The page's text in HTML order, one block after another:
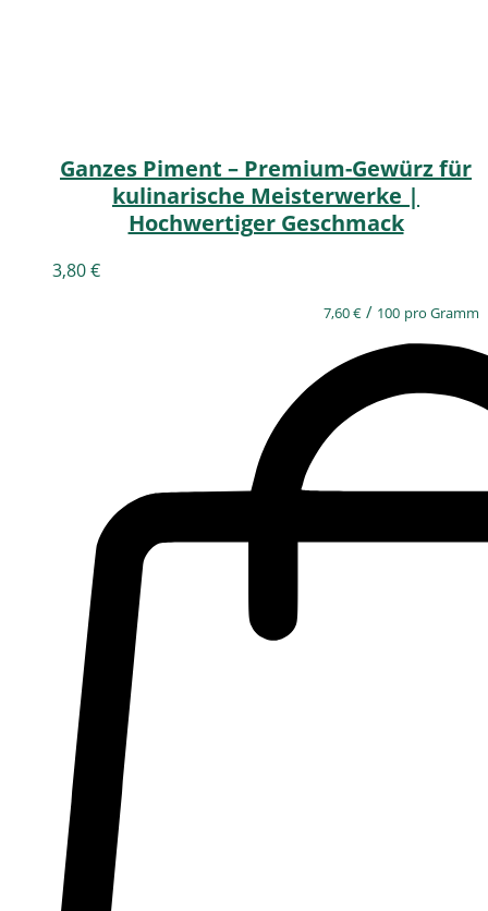
Ganzes Piment – Premium-Gewürz für
kulinarische Meisterwerke |
Hochwertiger Geschmack
3,80€
7,60€ / 100 pro Gramm